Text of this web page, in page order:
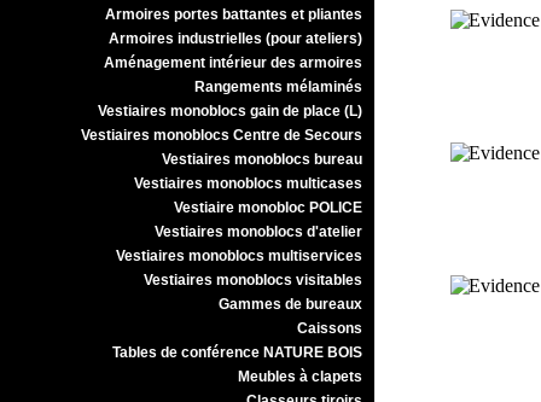
Armoires portes battantes et pliantes
Armoires industrielles (pour ateliers)
Aménagement intérieur des armoires
Rangements mélaminés
Vestiaires monoblocs gain de place (L)
Vestiaires monoblocs Centre de Secours
Vestiaires monoblocs bureau
Vestiaires monoblocs multicases
Vestiaire monobloc POLICE
Vestiaires monoblocs d'atelier
Vestiaires monoblocs multiservices
Vestiaires monoblocs visitables
Gammes de bureaux
Caissons
Tables de conférence NATURE BOIS
Meubles à clapets